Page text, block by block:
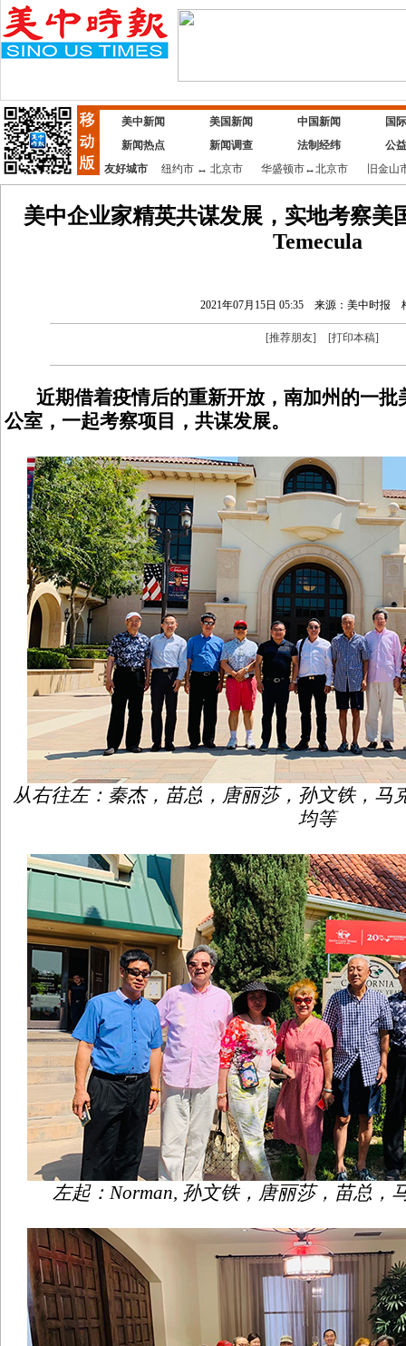
美中新闻 美国新闻 中国新闻
国
新闻热点
新闻调查 法制经纬
公
友好城市
纽约市↔ 北京市 华盛顿市↔北京市 旧金山
美中企业家精英共谋发展，实地考察
Temecula
2021年07月15日 05:35 来源：美中时报
[推荐朋友] [打印本稿]
近期借着疫情后的重新开放，南加州的一批
公室，一起考察项目，共谋发展。
从右往左：秦杰，苗总，唐丽莎，孙文铁，马
均等
左起：Norman, 孙文铁，唐丽莎，苗总，